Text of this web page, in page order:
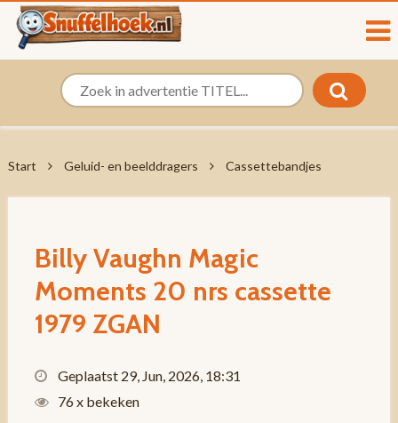
Start Geluid- en beelddragers Cassettebandjes
Billy Vaughn Magic
Moments 20 nrs cassette
1979 ZGAN
Geplaatst 29, Jun, 2026, 18:31
76 x bekeken